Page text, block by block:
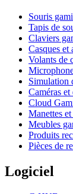
Souris
Tapis de
Claviers
Casques et
Volants de
Simulation
Caméras et
Cloud
Manettes
Meubles
Produits
Pièces de
Logiciel